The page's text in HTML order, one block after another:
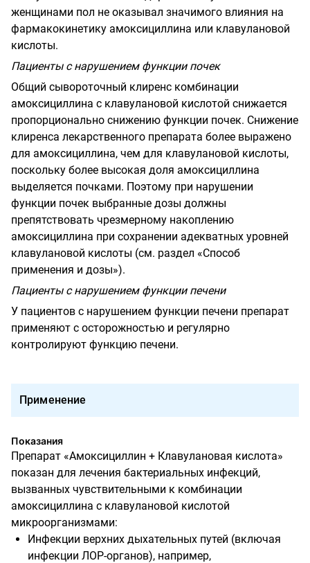
женщинами пол не оказывал значимого влияния на
фармакокинетику амоксициллина или клавулановой
кислоты.
Пациенты с нарушением функции почек
Общий сывороточный клиренс комбинации
амоксициллина с клавулановой кислотой снижается
пропорционально снижению функции почек. Снижение
клиренса лекарственного препарата более выражено
для амоксициллина, чем для клавулановой кислоты,
поскольку более высокая доля амоксициллина
выделяется почками. Поэтому при нарушении
функции почек выбранные дозы должны
препятствовать чрезмерному накоплению
амоксициллина при сохранении адекватных уровней
клавулановой кислоты (см. раздел «Способ
применения и дозы»).
Пациенты с нарушением функции печени
У пациентов с нарушением функции печени препарат
применяют с осторожностью и регулярно
контролируют функцию печени.
Применение
Показания
Препарат «Амоксициллин + Клавулановая кислота»
показан для лечения бактериальных инфекций,
вызванных чувствительными к комбинации
амоксициллина с клавулановой кислотой
микроорганизмами:
Инфекции верхних дыхательных путей (включая
инфекции ЛОР-органов), например,